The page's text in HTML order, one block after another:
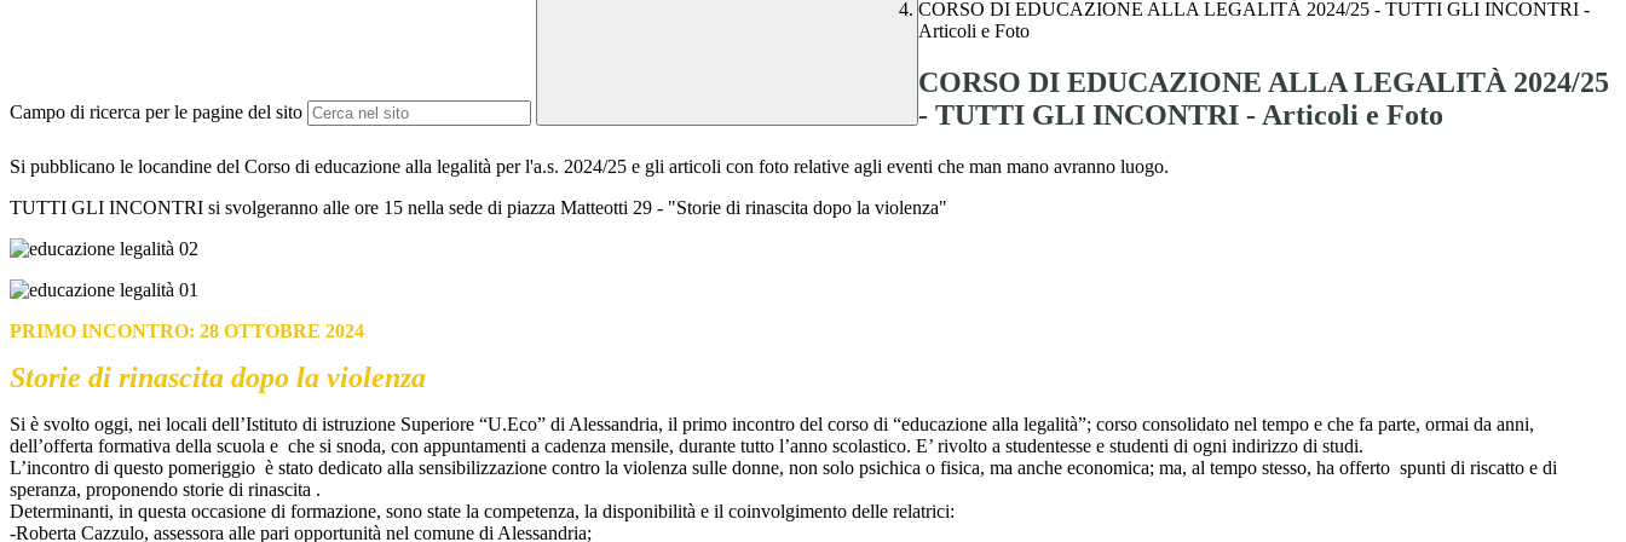
Campo di ricerca per le pagine del sito
CORSO DI EDUCAZIONE ALLA LEGALITÀ 2024/25 - TUTTI GLI INCONTRI -
Articoli e Foto
CORSO DI EDUCAZIONE ALLA LEGALITÀ 2024/25
- TUTTI GLI INCONTRI - Articoli e Foto
Si pubblicano le locandine del Corso di educazione alla legalità per l'a.s. 2024/25 e gli articoli con foto relative agli eventi che man mano avranno luogo.
TUTTI GLI INCONTRI si svolgeranno alle ore 15 nella sede di piazza Matteotti 29 - "Storie di rinascita dopo la violenza"
PRIMO INCONTRO: 28 OTTOBRE 2024
Storie di rinascita dopo la violenza
Si è svolto oggi, nei locali dell’Istituto di istruzione Superiore “U.Eco” di Alessandria, il primo incontro del corso di “educazione alla legalità”; corso consolidato nel tempo e che fa parte, ormai da anni,
dell’offerta formativa della scuola e che si snoda, con appuntamenti a cadenza mensile, durante tutto l’anno scolastico. E’ rivolto a studentesse e studenti di ogni indirizzo di studi.
L’incontro di questo pomeriggio è stato dedicato alla sensibilizzazione contro la violenza sulle donne, non solo psichica o fisica, ma anche economica; ma, al tempo stesso, ha offerto spunti di riscatto e di
speranza, proponendo storie di rinascita .
Determinanti, in questa occasione di formazione, sono state la competenza, la disponibilità e il coinvolgimento delle relatrici:
-Roberta Cazzulo, assessora alle pari opportunità nel comune di Alessandria;